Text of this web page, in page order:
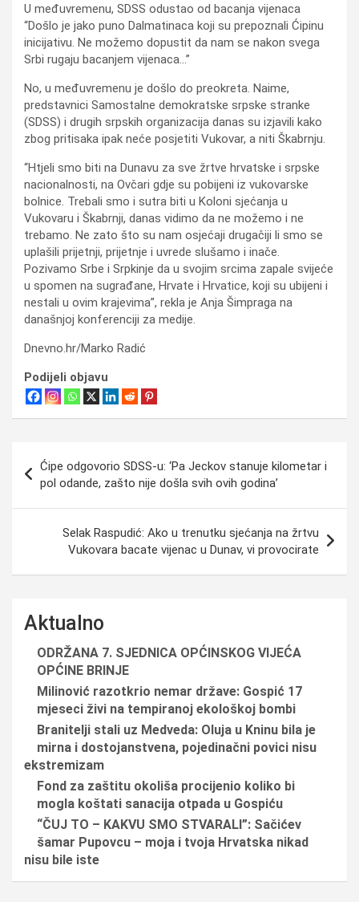
U međuvremenu, SDSS odustao od bacanja vijenaca
“Došlo je jako puno Dalmatinaca koji su prepoznali Ćipinu
inicijativu. Ne možemo dopustit da nam se nakon svega
Srbi rugaju bacanjem vijenaca…”
No, u međuvremenu je došlo do preokreta. Naime,
predstavnici Samostalne demokratske srpske stranke
(SDSS) i drugih srpskih organizacija danas su izjavili kako
zbog pritisaka ipak neće posjetiti Vukovar, a niti Škabrnju.
“Htjeli smo biti na Dunavu za sve žrtve hrvatske i srpske
nacionalnosti, na Ovčari gdje su pobijeni iz vukovarske
bolnice. Trebali smo i sutra biti u Koloni sjećanja u
Vukovaru i Škabrnji, danas vidimo da ne možemo i ne
trebamo. Ne zato što su nam osjećaji drugačiji li smo se
uplašili prijetnji, prijetnje i uvrede slušamo i inače.
Pozivamo Srbe i Srpkinje da u svojim srcima zapale svijeće
u spomen na sugrađane, Hrvate i Hrvatice, koji su ubijeni i
nestali u ovim krajevima”, rekla je Anja Šimpraga na
današnjoj konferenciji za medije.
Dnevno.hr/Marko Radić
Podijeli objavu
Navigacija
objava
Ćipe odgovorio SDSS-u: ‘Pa Jeckov stanuje kilometar i
pol odande, zašto nije došla svih ovih godina’
Selak Raspudić: Ako u trenutku sjećanja na žrtvu
Vukovara bacate vijenac u Dunav, vi provocirate
Aktualno
ODRŽANA 7. SJEDNICA OPĆINSKOG VIJEĆA
OPĆINE BRINJE
Milinović razotkrio nemar države: Gospić 17
mjeseci živi na tempiranoj ekološkoj bombi
Branitelji stali uz Medveda: Oluja u Kninu bila je
mirna i dostojanstvena, pojedinačni povici nisu
ekstremizam
Fond za zaštitu okoliša procijenio koliko bi
mogla koštati sanacija otpada u Gospiću
“ČUJ TO – KAKVU SMO STVARALI”: Sačićev
šamar Pupovcu – moja i tvoja Hrvatska nikad
nisu bile iste